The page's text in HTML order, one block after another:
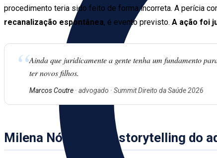
procedimento teria sido feito de forma incorreta. A perícia
recanalização espontânea, é evento previsto. A ação foi
“Ainda que juridicamente a gente tenha um fundamento
ter novos filhos.
Marcos Coutre · advogado · Summit Direito da Saúde 2026
Milena Nóbrega e o storytelling do